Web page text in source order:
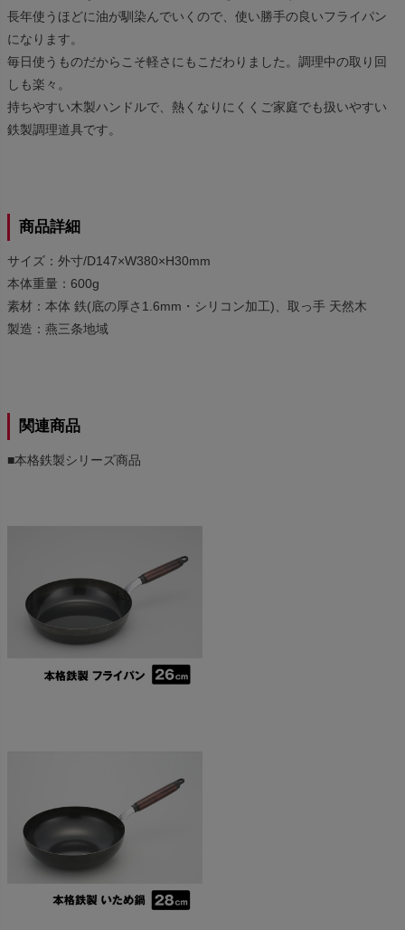
長年使うほどに油が馴染んでいくので、使い勝手の良いフライパン
になります。
毎日使うものだからこそ軽さにもこだわりました。調理中の取り回
しも楽々。
持ちやすい木製ハンドルで、熱くなりにくくご家庭でも扱いやすい
鉄製調理道具です。
商品詳細
サイズ：外寸/D147×W380×H30mm
本体重量：600g
素材：本体 鉄(底の厚さ1.6mm・シリコン加工)、取っ手 天然木
製造：燕三条地域
関連商品
■本格鉄製シリーズ商品